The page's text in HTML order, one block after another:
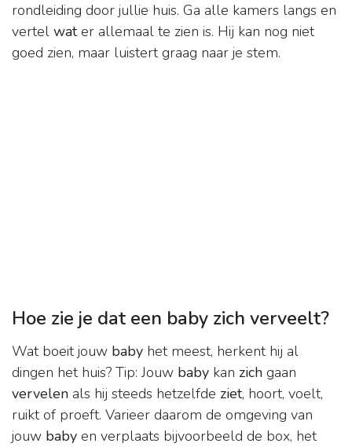
rondleiding door jullie huis. Ga alle kamers langs en
vertel water allemaal te zien is. Hij kan nog niet
goed zien, maar luistert graag naar je stem.
Hoe zie je dat een baby zich verveelt?
Wat boeit jouw baby het meest, herkent hij al
dingen het huis? Tip: Jouw baby kan zich gaan
vervelen als hij steeds hetzelfde ziet, hoort, voelt,
ruikt of proeft. Varieer daarom de omgeving van
jouw baby en verplaats bijvoorbeeld de box, het